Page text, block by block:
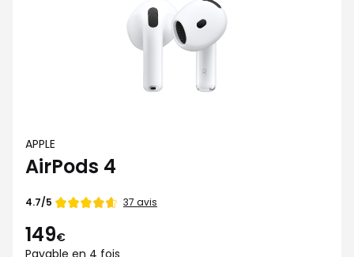
APPLE
AirPods 4
Note
4.7/5 37 avis
149€
Payable en 4 fois